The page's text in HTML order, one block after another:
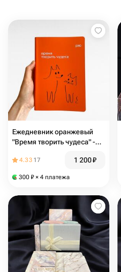
Ежедневник оранжевый
"Время творить чудеса" -
4.33 17 1 200₽
300 ₽ × 4 платежа